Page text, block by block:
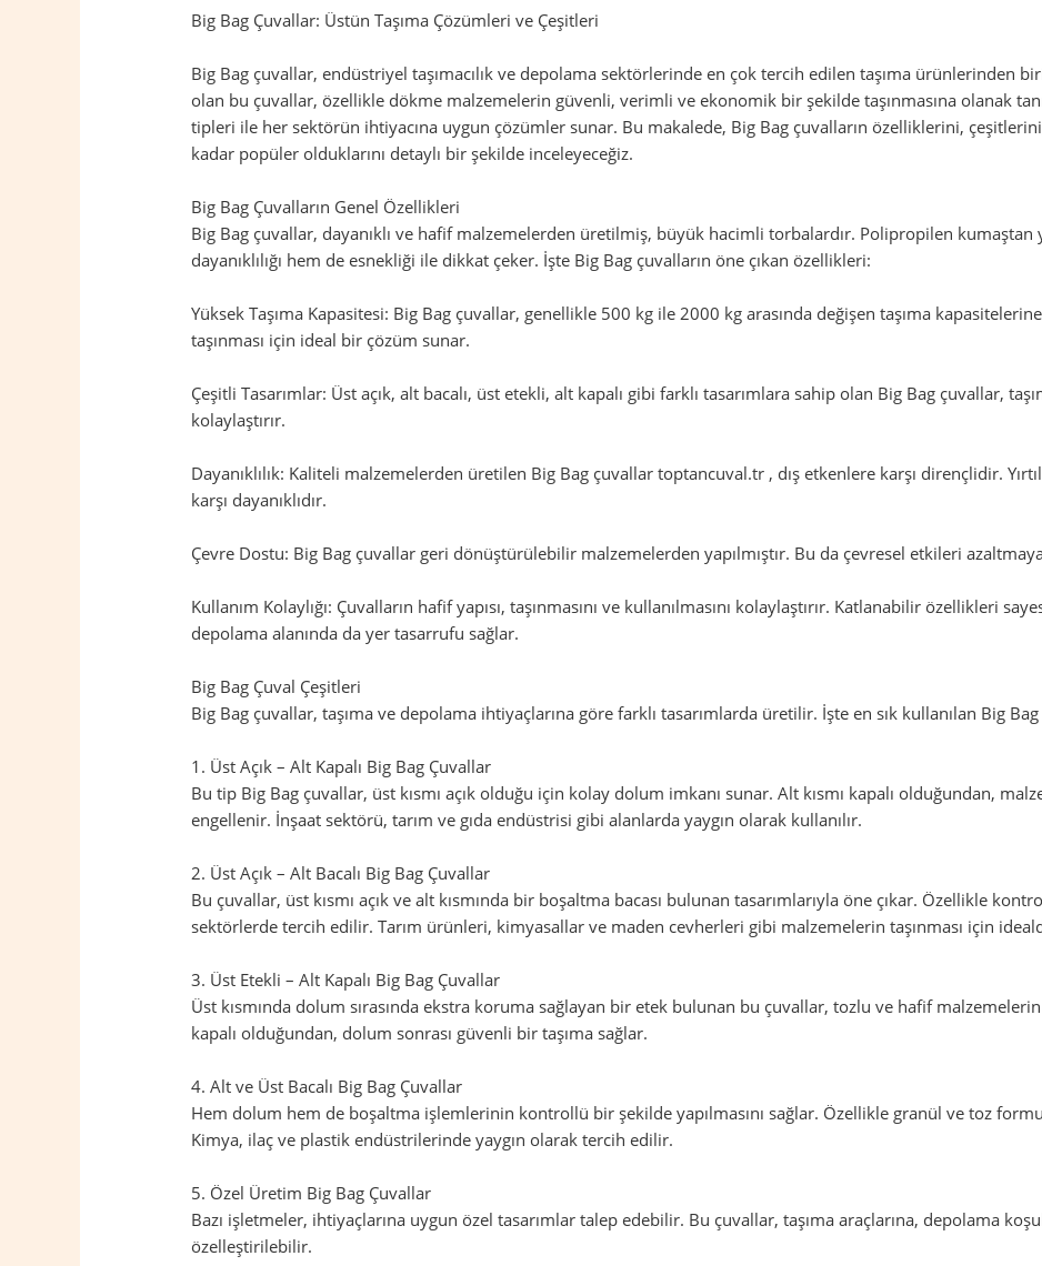
Big Bag Çuvallar: Üstün Taşıma Çözümleri ve Çeşitleri
Big Bag çuvallar, endüstriyel taşımacılık ve depolama sektörlerinde en çok tercih edilen taşıma ürünlerinden
olan bu çuvallar, özellikle dökme malzemelerin güvenli, verimli ve ekonomik bir şekilde taşınmasına olanak
tipleri ile her sektörün ihtiyacına uygun çözümler sunar. Bu makalede, Big Bag çuvalların özelliklerini,
kadar popüler olduklarını detaylı bir şekilde inceleyeceğiz.
Big Bag Çuvalların Genel Özellikleri
Big Bag çuvallar, dayanıklı ve hafif malzemelerden üretilmiş, büyük hacimli torbalardır. Polipropilen kumaştan
dayanıklılığı hem de esnekliği ile dikkat çeker. İşte Big Bag çuvalların öne çıkan özellikleri:
Yüksek Taşıma Kapasitesi: Big Bag çuvallar, genellikle 500 kg ile 2000 kg arasında değişen taşıma
taşınması için ideal bir çözüm sunar.
Çeşitli Tasarımlar: Üst açık, alt bacalı, üst etekli, alt kapalı gibi farklı tasarımlara sahip olan Big Bag çuvallar,
kolaylaştırır.
Dayanıklılık: Kaliteli malzemelerden üretilen Big Bag çuvallar toptancuval.tr , dış etkenlere karşı dirençlidir.
karşı dayanıklıdır.
Çevre Dostu: Big Bag çuvallar geri dönüştürülebilir malzemelerden yapılmıştır. Bu da çevresel etkileri
Kullanım Kolaylığı: Çuvalların hafif yapısı, taşınmasını ve kullanılmasını kolaylaştırır. Katlanabilir özellikleri
depolama alanında da yer tasarrufu sağlar.
Big Bag Çuval Çeşitleri
Big Bag çuvallar, taşıma ve depolama ihtiyaçlarına göre farklı tasarımlarda üretilir. İşte en sık kullanılan Big
1. Üst Açık – Alt Kapalı Big Bag Çuvallar
Bu tip Big Bag çuvallar, üst kısmı açık olduğu için kolay dolum imkanı sunar. Alt kısmı kapalı olduğundan,
engellenir. İnşaat sektörü, tarım ve gıda endüstrisi gibi alanlarda yaygın olarak kullanılır.
2. Üst Açık – Alt Bacalı Big Bag Çuvallar
Bu çuvallar, üst kısmı açık ve alt kısmında bir boşaltma bacası bulunan tasarımlarıyla öne çıkar. Özellikle
sektörlerde tercih edilir. Tarım ürünleri, kimyasallar ve maden cevherleri gibi malzemelerin taşınması için
3. Üst Etekli – Alt Kapalı Big Bag Çuvallar
Üst kısmında dolum sırasında ekstra koruma sağlayan bir etek bulunan bu çuvallar, tozlu ve hafif malzemelerin
kapalı olduğundan, dolum sonrası güvenli bir taşıma sağlar.
4. Alt ve Üst Bacalı Big Bag Çuvallar
Hem dolum hem de boşaltma işlemlerinin kontrollü bir şekilde yapılmasını sağlar. Özellikle granül ve toz
Kimya, ilaç ve plastik endüstrilerinde yaygın olarak tercih edilir.
5. Özel Üretim Big Bag Çuvallar
Bazı işletmeler, ihtiyaçlarına uygun özel tasarımlar talep edebilir. Bu çuvallar, taşıma araçlarına, depolama
özelleştirilebilir.